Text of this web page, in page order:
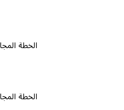
الخطة المجانية ٠
الخطة المجانية ٠